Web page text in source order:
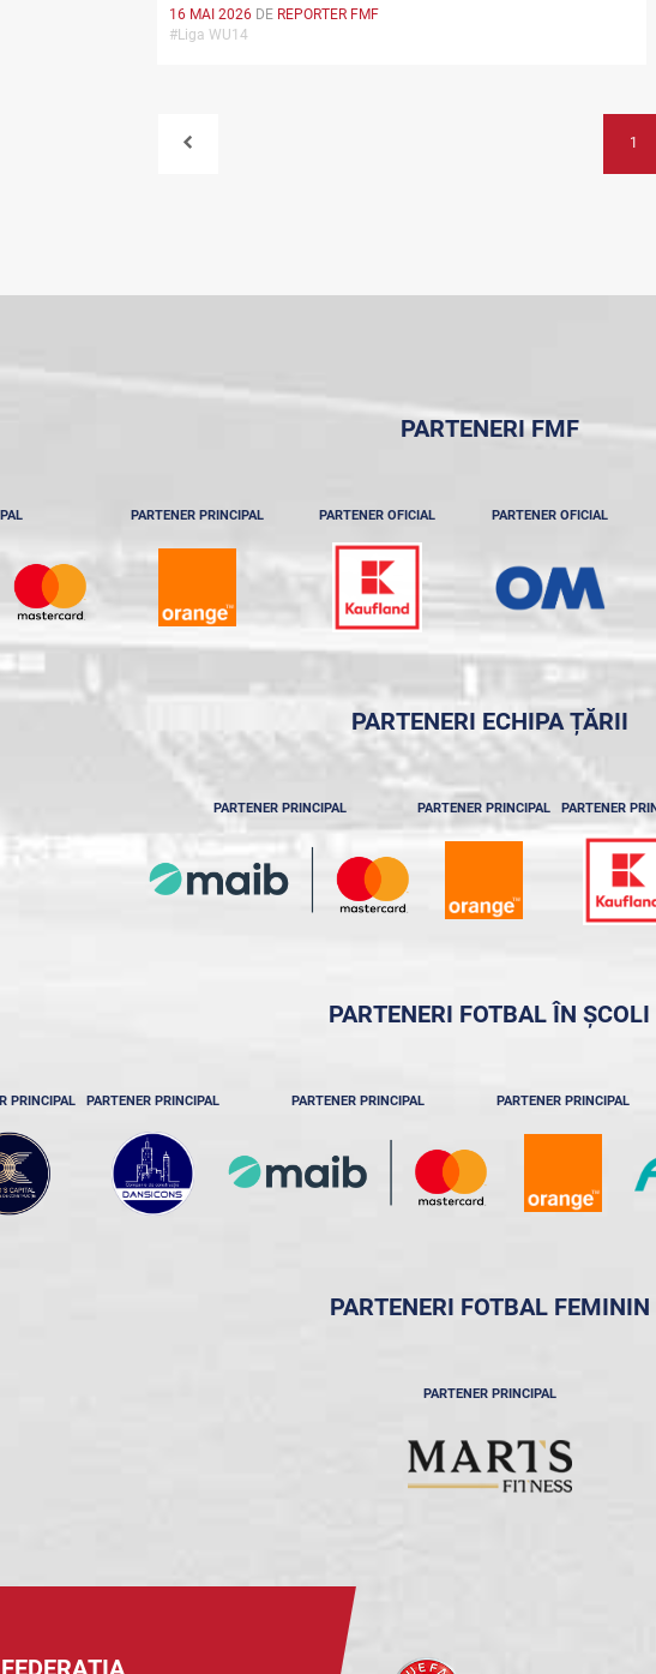
16 MAI 2026DE REPORTER FMF
#Liga WU14
1
PARTENERI FMF
PARTENER PRINCIPAL PARTENER OFICIAL PARTENER OFICIAL
PARTENERI ECHIPA ȚĂRII
PARTENER PRINCIPAL PARTENER PRINCIPAL PARTENER
PARTENERI FOTBAL ÎN ȘCOLI
PRINCIPAL PARTENER PRINCIPAL PARTENER PRINCIPAL PARTENER PRINCIPAL
PARTENERI FOTBAL FEMININ
PARTENER PRINCIPAL
FEDERAȚIA